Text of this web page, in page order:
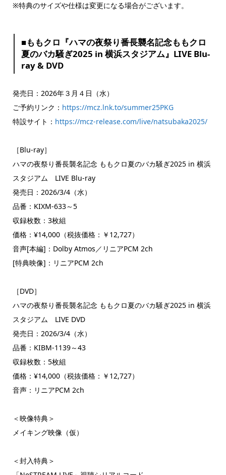
※特典のサイズや仕様は変更になる場合がございます。
■ももクロ『ハマの夜祭り番長襲名記念ももクロ
夏のバカ騒ぎ2025 in 横浜スタジアム』LIVE Blu-
ray & DVD
発売日：2026年３月４日（水）
ご予約リンク： https://mcz.lnk.to/summer25PKG
特設サイト： https://mcz-release.com/live/natsubaka2025/
［Blu-ray］
ハマの夜祭り番長襲名記念 ももクロ夏のバカ騒ぎ2025 in 横浜
スタジアム LIVE Blu-ray
発売日：2026/3/4（水）
品番：KIXM-633～5
収録枚数：3枚組
価格：¥14,000（税抜価格：￥12,727）
音声[本編]：Dolby Atmos／リニアPCM 2ch
[特典映像]：リニアPCM 2ch
［DVD］
ハマの夜祭り番長襲名記念 ももクロ夏のバカ騒ぎ2025 in 横浜
スタジアム LIVE DVD
発売日：2026/3/4（水）
品番：KIBM-1139～43
収録枚数：5枚組
価格：¥14,000（税抜価格：￥12,727）
音声：リニアPCM 2ch
＜映像特典＞
メイキング映像（仮）
＜封入特典＞